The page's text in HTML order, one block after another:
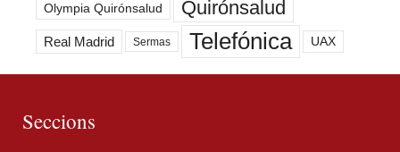
Olympia Quirónsalud Quirónsalud
Real Madrid Sermas Telefónica UAX
Seccions